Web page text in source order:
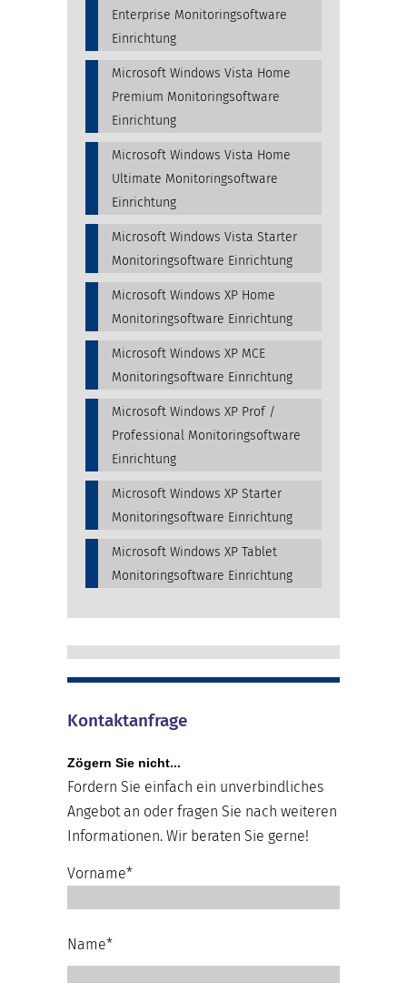
Enterprise Monitoringsoftware
Einrichtung
Microsoft Windows Vista Home
Premium Monitoringsoftware
Einrichtung
Microsoft Windows Vista Home
Ultimate Monitoringsoftware
Einrichtung
Microsoft Windows Vista Starter
Monitoringsoftware Einrichtung
Microsoft Windows XP Home
Monitoringsoftware Einrichtung
Microsoft Windows XP MCE
Monitoringsoftware Einrichtung
Microsoft Windows XP Prof /
Professional Monitoringsoftware
Einrichtung
Microsoft Windows XP Starter
Monitoringsoftware Einrichtung
Microsoft Windows XP Tablet
Monitoringsoftware Einrichtung
Kontaktanfrage
Zögern Sie nicht...
Fordern Sie einfach ein unverbindliches
Angebot an oder fragen Sie nach weiteren
Informationen. Wir beraten Sie gerne!
Vorname*
Name*